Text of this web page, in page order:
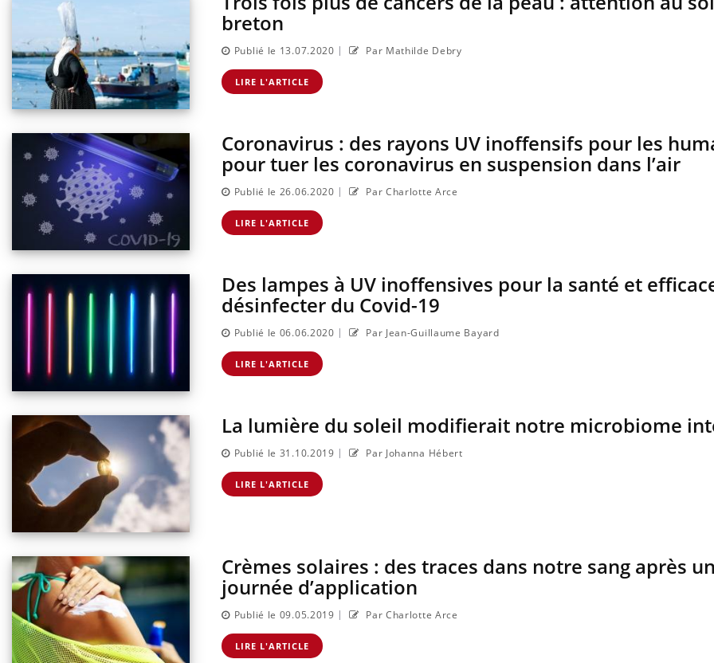
breton
Publié le 13.07.2020 | Par Mathilde Debry
LIRE L'ARTICLE
Coronavirus : des rayons UV inoffensifs pour les
pour tuer les coronavirus en suspension dans l’air
Publié le 26.06.2020 | Par Charlotte Arce
LIRE L'ARTICLE
Des lampes à UV inoffensives pour la santé et
désinfecter du Covid-19
Publié le 06.06.2020 | Par Jean-Guillaume Bayard
LIRE L'ARTICLE
La lumière du soleil modifierait notre microbiome
Publié le 31.10.2019 | Par Johanna Hébert
LIRE L'ARTICLE
Crèmes solaires : des traces dans notre sang après
journée d’application
Publié le 09.05.2019 | Par Charlotte Arce
LIRE L'ARTICLE
sur la maladie d'un proche c'est montrer ...
carence en fer sont